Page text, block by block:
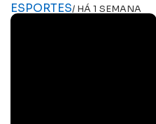
ESPORTES/ HÁ 1 SEMANA